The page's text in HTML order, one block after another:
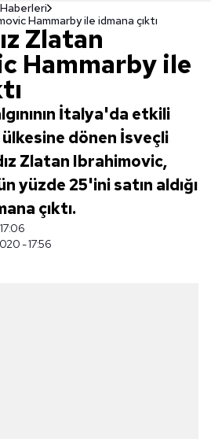
Hammarby ile idmana çıktı
Zlatan
Hammarby ile
İtalya'da etkili
dönen İsveçli
Zlatan Ibrahimovic,
yüzde 25'ini satın aldığı
çıktı.
- 17:56